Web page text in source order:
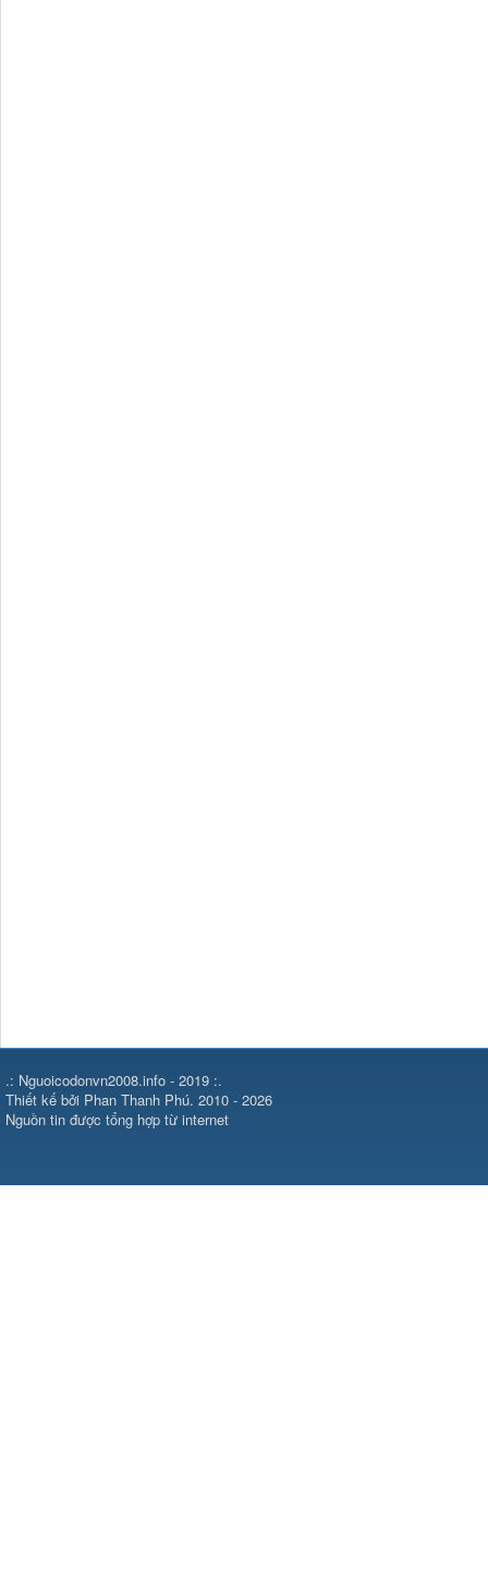
.: Nguoicodonvn2008.info - 2019 :.
Thiết kế bởi Phan Thanh Phú. 2010 - 2026
Nguồn tin được tổng hợp từ internet